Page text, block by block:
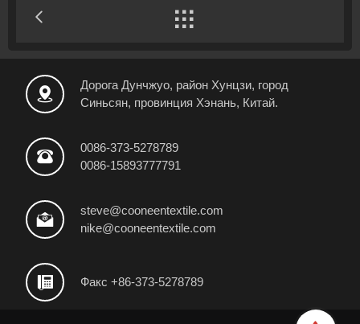


Дорога Дунчжуо, район Хунцзи, город
Синьсян, провинция Хэнань, Китай.

0086-373-5278789
0086-15893777791

steve@cooneentextile.com
nike@cooneentextile.com
 Факс +86-373-5278789